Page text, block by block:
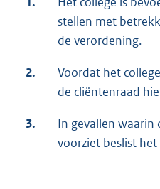
stellen met
de verordening.
2.
Voordat het
de cliëntenraad
3.
In gevallen waarin
voorziet beslist het